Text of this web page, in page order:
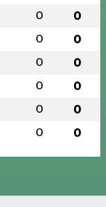
0 0
0 0
0 0
0 0
0 0
0 0